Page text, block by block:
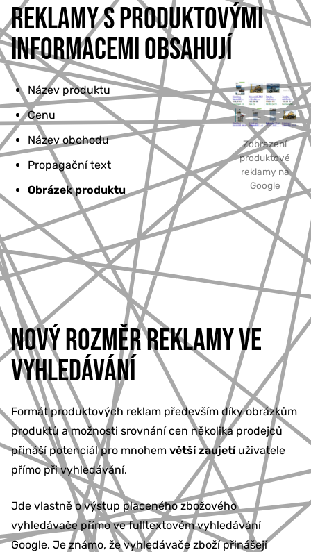
REKLAMY S PRODUKTOVÝMI
INFORMACEMI OBSAHUJÍ
Zobrazení
produktové
reklamy na
Google
Název produktu
Cenu
Název obchodu
Propagační text
Obrázek produktu
NOVÝ ROZMĚR REKLAMY VE
VYHLEDÁVÁNÍ
Formát produktových reklam především díky obrázkům
produktů a možnosti srovnání cen několika prodejců
přináší potenciál pro mnohem větší zaujetíuživatele
přímo při vyhledávání.
Jde vlastně o výstup placeného zbožového
vyhledávače přímo ve fulltextovém vyhledávání
Google. Je známo, že vyhledávače zboží přinášejí